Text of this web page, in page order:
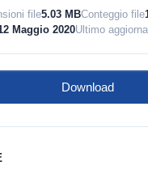
file5.03 MBConteggio file
Maggio 2020Ultimo
Download